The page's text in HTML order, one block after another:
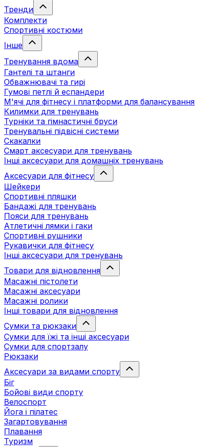
Тренди
Комплекти
Спортивні костюми
Інше
Тренування вдома
Гантелі та штанги
Обважнювачі та гирі
Гумові петлі й еспандери
М'ячі для фітнесу і платформи для балансування
Килимки для тренувань
Турніки та гімнастичні бруси
Тренувальні підвісні системи
Скакалки
Смарт аксесуари для тренувань
Інші аксесуари для домашніх тренувань
Аксесуари для фітнесу
Шейкери
Спортивні пляшки
Бандажі для тренувань
Пояси для тренувань
Атлетичні лямки і гаки
Спортивні рушники
Рукавички для фітнесу
Інші аксесуари для тренувань
Товари для відновлення
Масажні пістолети
Масажні аксесуари
Масажні ролики
Інші товари для відновлення
Сумки та рюкзаки
Сумки для їжі та інші аксесуари
Сумки для спортзалу
Рюкзаки
Аксесуари за видами спорту
Біг
Бойові види спорту
Велоспорт
Йога і пілатес
Загартовування
Плавання
Туризм